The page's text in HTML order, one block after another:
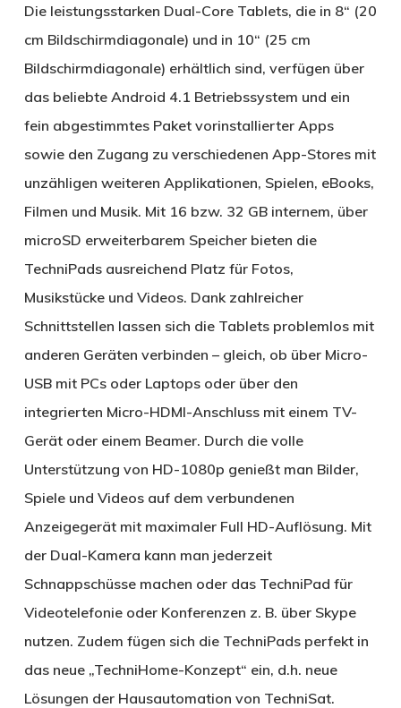
Die leistungsstarken Dual-Core Tablets, die in 8“ (20
cm Bildschirmdiagonale) und in 10“ (25 cm
Bildschirmdiagonale) erhältlich sind, verfügen über
das beliebte Android 4.1 Betriebssystem und ein
fein abgestimmtes Paket vorinstallierter Apps
sowie den Zugang zu verschiedenen App-Stores mit
unzähligen weiteren Applikationen, Spielen, eBooks,
Filmen und Musik. Mit 16 bzw. 32 GB internem, über
microSD erweiterbarem Speicher bieten die
TechniPads ausreichend Platz für Fotos,
Musikstücke und Videos. Dank zahlreicher
Schnittstellen lassen sich die Tablets problemlos mit
anderen Geräten verbinden – gleich, ob über Micro-
USB mit PCs oder Laptops oder über den
integrierten Micro-HDMI-Anschluss mit einem TV-
Gerät oder einem Beamer. Durch die volle
Unterstützung von HD-1080p genießt man Bilder,
Spiele und Videos auf dem verbundenen
Anzeigegerät mit maximaler Full HD-Auflösung. Mit
der Dual-Kamera kann man jederzeit
Schnappschüsse machen oder das TechniPad für
Videotelefonie oder Konferenzen z. B. über Skype
nutzen. Zudem fügen sich die TechniPads perfekt in
das neue „TechniHome-Konzept“ ein, d.h. neue
Lösungen der Hausautomation von TechniSat.